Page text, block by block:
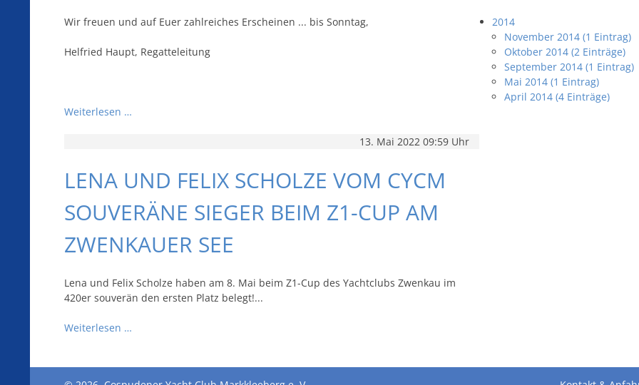
Wir freuen und auf Euer zahlreiches Erscheinen ... bis Sonntag,
Helfried Haupt, Regatteleitung
Weiterlesen …
13. Mai 2022 09:59 Uhr
LENA UND FELIX SCHOLZE VOM CYCM
SOUVERÄNE SIEGER BEIM Z1-CUP AM
ZWENKAUER SEE
Lena und Felix Scholze haben am 8. Mai beim Z1-Cup des Yachtclubs Zwenkau im
420er souverän den ersten Platz belegt!...
Weiterlesen …
2014
November 2014 (1 Eintrag)
Oktober 2014 (2 Einträge)
September 2014 (1 Eintrag)
Mai 2014 (1 Eintrag)
April 2014 (4 Einträge)